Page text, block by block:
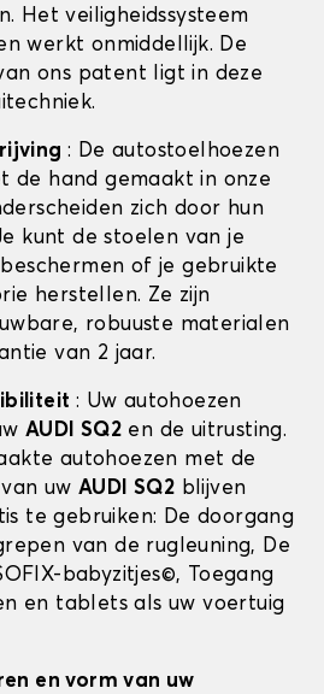
Het veiligheidssysteem
werkt onmiddellijk. De
ons patent ligt in deze
: De autostoelhoezen
de hand gemaakt in onze
zich door hun
kunt de stoelen van je
of je gebruikte
herstellen. Ze zijn
robuuste materialen
van 2 jaar.
: Uw autohoezen
AUDI SQ2 en de uitrusting.
autohoezen met de
uw AUDI SQ2 blijven
te gebruiken: De doorgang
van de rugleuning, De
babyzitjes©, Toegang
en tablets als uw voertuig
en vorm van uw